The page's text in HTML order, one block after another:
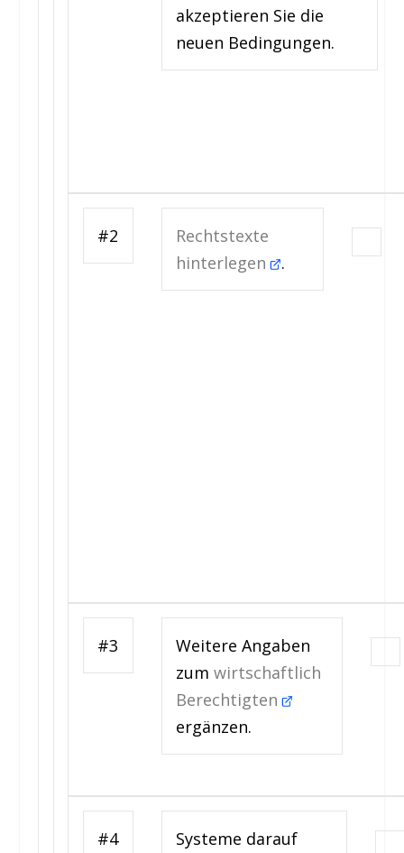
akzeptieren Sie die
neuen Bedingungen.
#2
Rechtstexte
hinterlegen .
#3
Weitere Angaben
zumwirtschaftlich
Berechtigten
ergänzen.
#4
Systeme darauf